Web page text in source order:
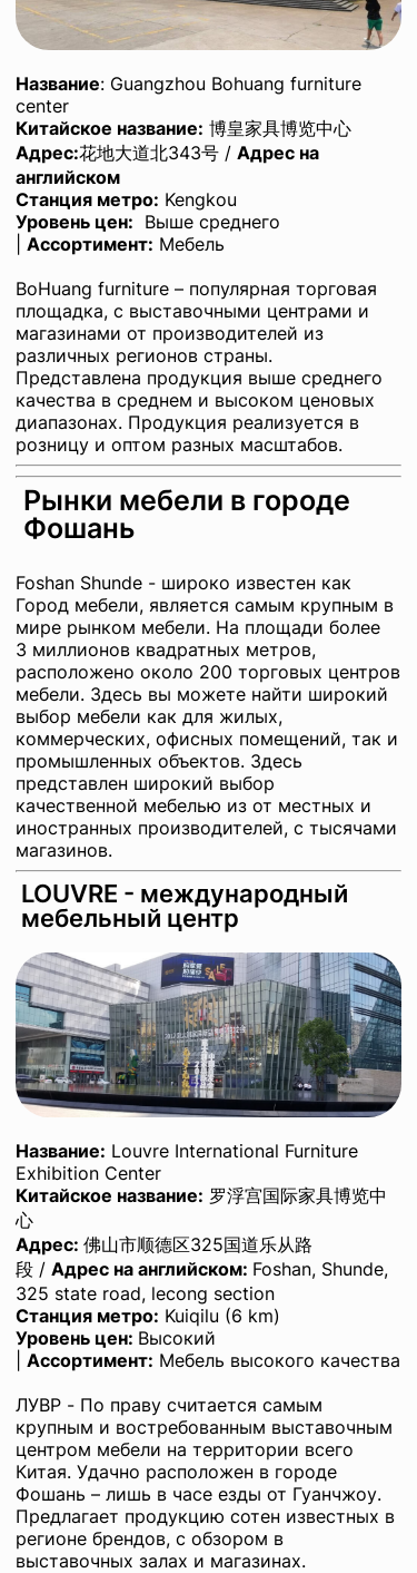
Название: Guangzhou Bohuang furniture
center
Китайское название: 博皇家具博览中心
Адрес:花地大道北343号 / Адрес на
английском
Станция метро: Kengkou
Уровень цен: Выше среднего
Ассортимент: Мебель
BoHuang furniture – популярная торговая
площадка, с выставочными центрами и
магазинами от производителей из
различных регионов страны.
Представлена продукция выше среднего
качества в среднем и высоком ценовых
диапазонах. Продукция реализуется в
розницу и оптом разных масштабов.
Рынки мебели в городе
Фошань
Foshan Shunde - широко известен как
Город мебели, является самым крупным в
мире рынком мебели. На площади более
3 миллионов квадратных метров,
расположено около 200 торговых центров
мебели. Здесь вы можете найти широкий
выбор мебели как для жилых,
коммерческих, офисных помещений, так и
промышленных объектов. Здесь
представлен широкий выбор
качественной мебелью из от местных и
иностранных производителей, с тысячами
магазинов.
LOUVRE - международный
мебельный центр
Название: Louvre International Furniture
Exhibition Center
Китайское название: 罗浮宫国际家具博览中
心
Адрес: 佛山市顺德区325国道乐从路
段 / Адрес на английском: Foshan, Shunde,
325 state road, lecong section
Станция метро: Kuiqilu (6 km)
Уровень цен: Высокий
Ассортимент: Мебель высокого качества
ЛУВР - По праву считается самым
крупным и востребованным выставочным
центром мебели на территории всего
Китая. Удачно расположен в городе
Фошань – лишь в часе езды от Гуанчжоу.
Предлагает продукцию сотен известных в
регионе брендов, с обзором в
выставочных залах и магазинах.